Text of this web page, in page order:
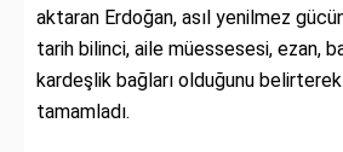
aktaran Erdoğan, asıl yenilmez
tarih bilinci, aile müessesesi, ezan,
kardeşlik bağları olduğunu belirterek
tamamladı.